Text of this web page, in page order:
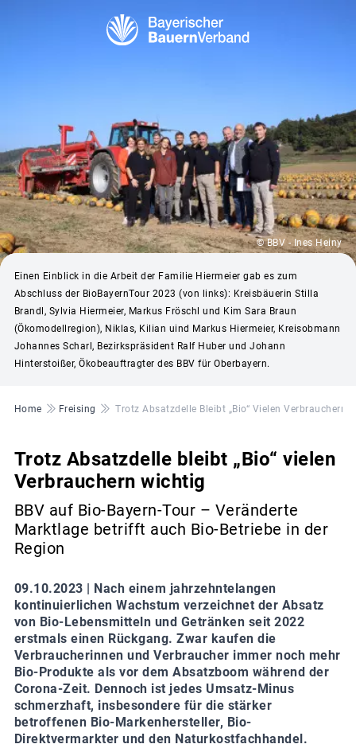
© BBV - Ines Heiny
Einen Einblick in die Arbeit der Familie Hiermeier gab es zum
Abschluss der BioBayernTour 2023 (von links): Kreisbäuerin Stilla
Brandl, Sylvia Hiermeier, Markus Fröschl und Kim Sara Braun
(Ökomodellregion), Niklas, Kilian uind Markus Hiermeier, Kreisobmann
Johannes Scharl, Bezirkspräsident Ralf Huber und Johann
Hinterstoißer, Ökobeauftragter des BBV für Oberbayern.
Pfadnavigation
Home Freising Trotz Absatzdelle Bleibt „Bio“ Vielen Verbrauchern
Trotz Absatzdelle bleibt „Bio“ vielen
Verbrauchern wichtig
BBV auf Bio-Bayern-Tour – Veränderte
Marktlage betrifft auch Bio-Betriebe in der
Region
09.10.2023 |
Nach einem jahrzehntelangen
kontinuierlichen Wachstum verzeichnet der Absatz
von Bio-Lebensmitteln und Getränken seit 2022
erstmals einen Rückgang. Zwar kaufen die
Verbraucherinnen und Verbraucher immer noch mehr
Bio-Produkte als vor dem Absatzboom während der
Corona-Zeit. Dennoch ist jedes Umsatz-Minus
schmerzhaft, insbesondere für die stärker
betroffenen Bio-Markenhersteller, Bio-
Direktvermarkter und den Naturkostfachhandel.